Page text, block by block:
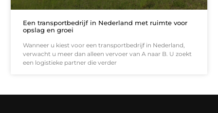
Een transportbedrijf in Nederland met ruimte voor
opslag en groei
Wanneer u kiest voor een transportbedrijf in Nederland,
verwacht u meer dan alleen vervoer van A naar B. U zoekt
een logistieke partner die verder